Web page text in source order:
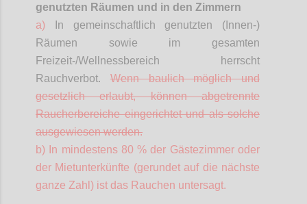
genutzten Räumen und in den Zimmern
a)
In gemeinschaftlich genutzten (Innen-)
Räumen sowie im gesamten
Freizeit-/Wellnessbereich herrscht
Rauchverbot. Wenn baulich möglich und
gesetzlich erlaubt, können abgetrennte
Raucherbereiche eingerichtet und als solche
ausgewiesen werden.
b) In mindestens 80 % der Gästezimmer oder
der Mietunterkünfte (gerundet auf die nächste
ganze Zahl) ist das Rauchen untersagt.